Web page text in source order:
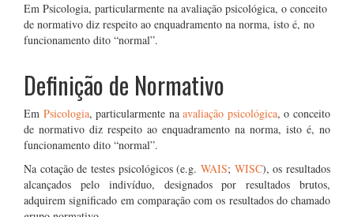
Em Psicologia, particularmente na avaliação psicológica, o conceito
de normativo diz respeito ao enquadramento na norma, isto é, no
funcionamento dito “normal”.
Definição de Normativo
Em Psicologia, particularmente naavaliação psicológica, o conceito
de normativo diz respeito ao enquadramento na norma, isto é, no
funcionamento dito “normal”.
Na cotação de testes psicológicos (e.g. WAIS; WISC), os resultados
alcançados pelo indivíduo, designados por resultados brutos,
adquirem significado em comparação com os resultados do chamado